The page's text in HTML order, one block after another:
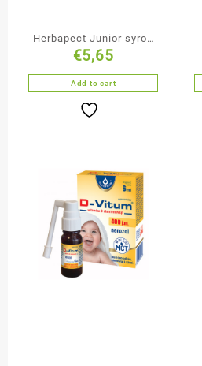
Herbapect Junior syrop
120 g
€5,65
Add to cart